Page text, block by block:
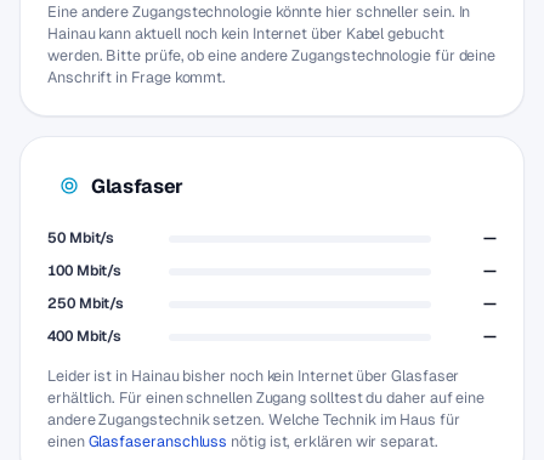
Eine andere Zugangstechnologie könnte hier schneller sein. In
Hainau kann aktuell noch kein Internet über Kabel gebucht
werden. Bitte prüfe, ob eine andere Zugangstechnologie für deine
Anschrift in Frage kommt.
Glasfaser
50 Mbit/s
—
100 Mbit/s
—
250 Mbit/s
—
400 Mbit/s
—
Leider ist in Hainau bisher noch kein Internet über Glasfaser
erhältlich. Für einen schnellen Zugang solltest du daher auf eine
andere Zugangstechnik setzen. Welche Technik im Haus für
einenGlasfaseranschluss nötig ist, erklären wir separat.